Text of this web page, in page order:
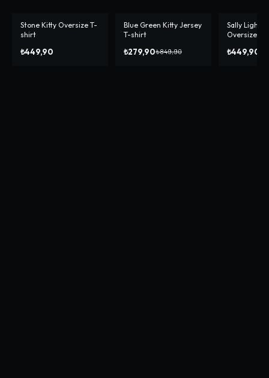
Stone Kitty Oversize T-
shirt
₺449,90
-%67
Blue Green Kitty Jersey
T-shirt
₺279,90₺849,90
-% 10
Sally
Oversize T-
₺449,90